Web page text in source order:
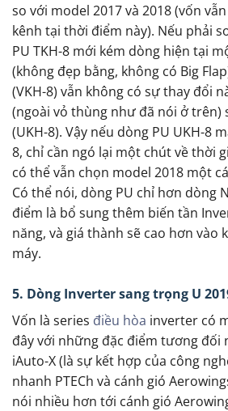
so với model 2017 và 2018 (vốn
kênh tại thời điểm này). Nếu phải
PU TKH-8 mới kém dòng hiện tại
(không đẹp bằng, không có Big
(VKH-8) vẫn không có sự thay đổi
(ngoài vỏ thùng như đã nói ở trên)
(UKH-8). Vậy nếu dòng PU UKH-8
8, chỉ cần ngó lại một chút về thời
có thể vẫn chọn model 2018 một
Có thể nói, dòng PU chỉ hơn dòng
điểm là bổ sung thêm biến tần
năng, và giá thành sẽ cao hơn vào
máy.
5. Dòng Inverter sang trọng U
Vốn là series điều hòa inverter có
đây với những đặc điểm tương đối
iAuto-X (là sự kết hợp của công
nhanh PTECh và cánh gió
nói nhiều hơn tới cánh gió